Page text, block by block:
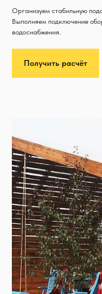
Организуем стабильную
Выполняем подключение
водоснабжения.
Получить расчёт